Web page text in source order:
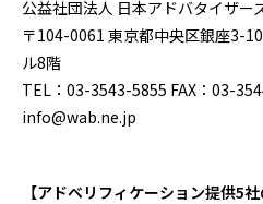
公益社団法人 日本アドバタイザー
〒104-0061 東京都中央区銀座3-
ル8階
TEL：03-3543-5855 FAX：03-
info@wab.ne.jp
【アドベリフィケーション提供5